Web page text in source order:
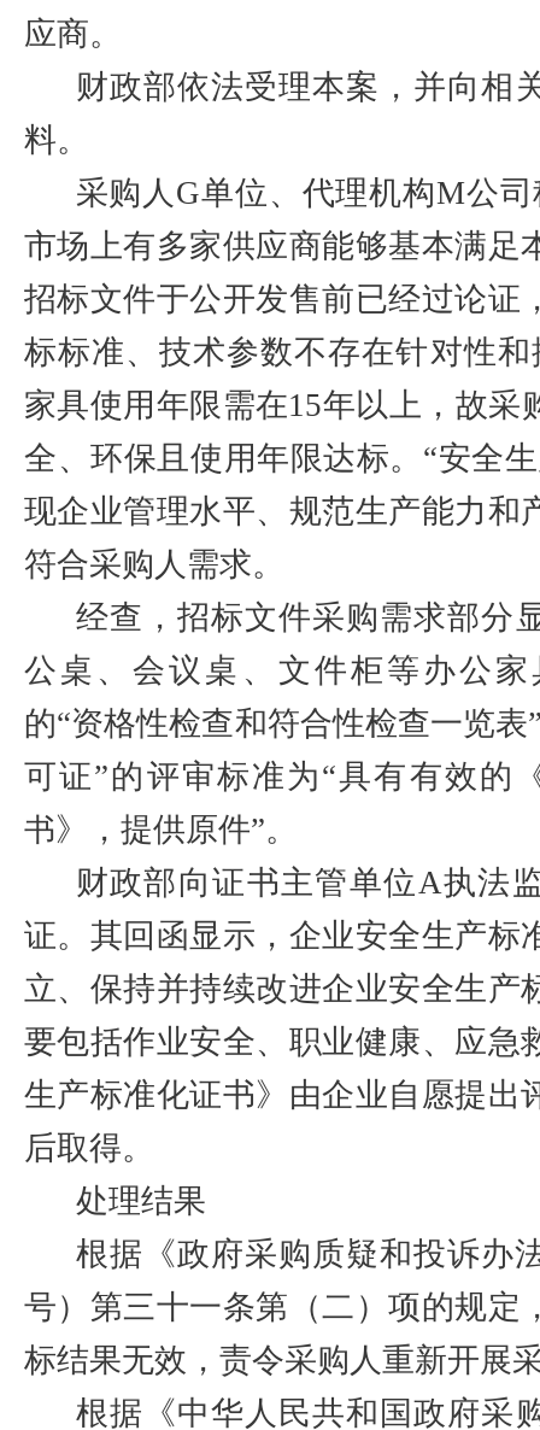
应商。
财政部依法受理本案，并向相
料。
采购人 G单位、代理机构M公
市场上有多家供应商能够基本满足
招标文件于公开发售前已经过论证
标标准、技术参数不存在针对性
家具使用年限需在15年以上，故采
全、环保且使用年限达标。“安全
现企业管理水平、规范生产能力和
符合采购人需求。
经查，招标文件采购需求部分
公桌、会议桌、文件柜等办公
的“资格性检查和符合性检查一览表
可证”的评审标准为“具有有效的
书》，提供原件”。
财政部向证书主管单位A执法
证。其回函显示，企业安全生产标
立、保持并持续改进企业安全生产
要包括作业安全、职业健康、应急
生产标准化证书》由企业自愿提出
后取得。
处理结果
根据《政府采购质疑和投诉办
号）第三十一条第（二）项的规定
标结果无效，责令采购人重新开展
根据《中华人民共和国政府采